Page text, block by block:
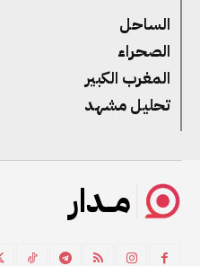
الساحل
الصحراء
المغرب الكبير
تحليل مشهد
مــدار